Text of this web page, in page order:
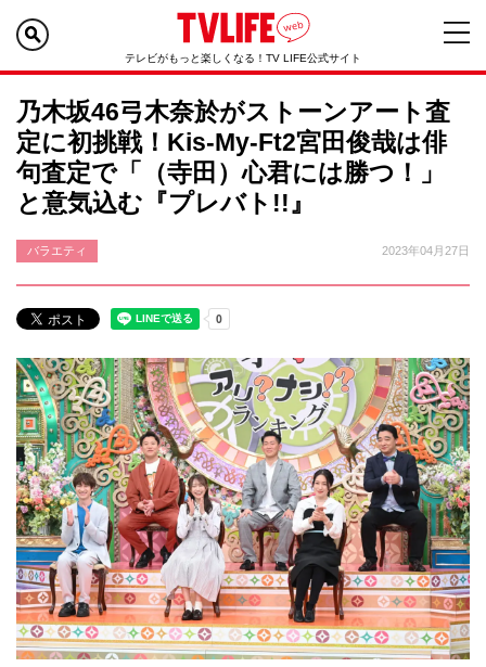
テレビがもっと楽しくなる！TV LIFE公式サイト
乃木坂46弓木奈於がストーンアート査
定に初挑戦！Kis-My-Ft2宮田俊哉は俳
句査定で「（寺田）心君には勝つ！」
と意気込む『プレバト!!』
バラエティ 2023年04月27日